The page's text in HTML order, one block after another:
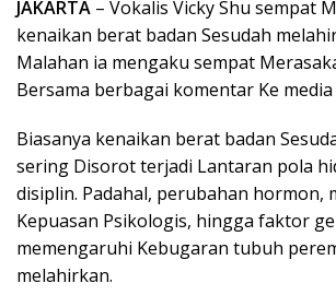
JAKARTA – Vokalis Vicky Shu sempat
kenaikan berat badan Sesudah
Malahan ia mengaku sempat
Bersama berbagai komentar Ke media
Biasanya kenaikan berat badan
sering Disorot terjadi Lantaran pola
disiplin. Padahal, perubahan hormon,
Kepuasan Psikologis, hingga faktor
memengaruhi Kebugaran tubuh
melahirkan.